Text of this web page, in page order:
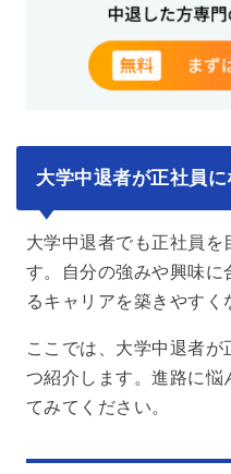
大学中退者が正社員
大学中退者でも正社員を
す。自分の強みや興味に
るキャリアを築きやすく
ここでは、大学中退者
つ紹介します。進路に悩
てみてください。